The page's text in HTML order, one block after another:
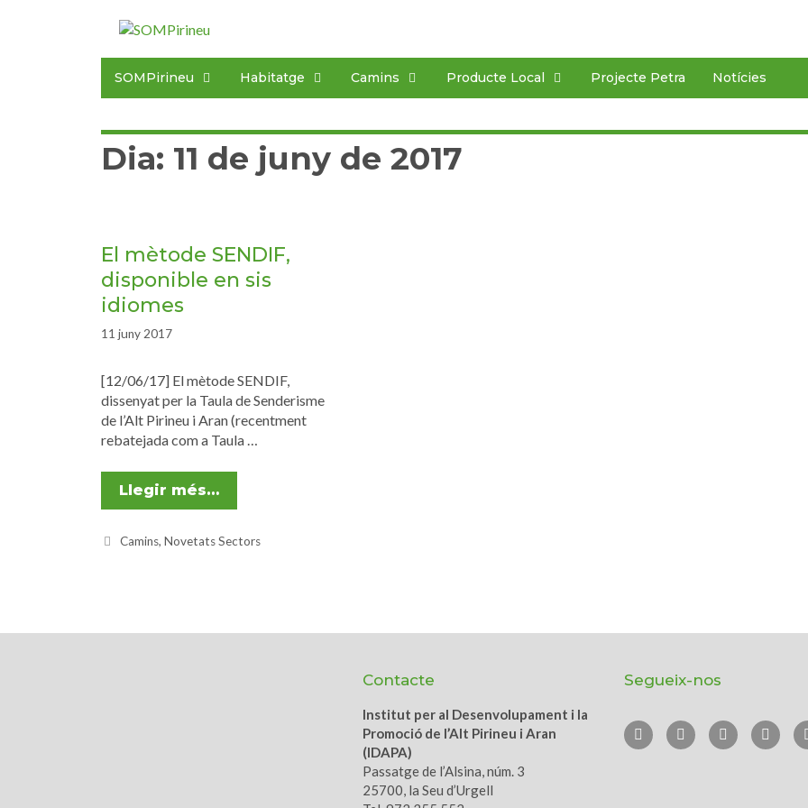
SOMPirineu Habitatge Camins Producte Local Projecte Petra Notícies
Dia: 11 de juny de 2017
El mètode SENDIF,
disponible en sis
idiomes
11 juny 2017
[12/06/17] El mètode SENDIF,
dissenyat per la Taula de Senderisme
de l’Alt Pirineu i Aran (recentment
rebatejada com a Taula …
Llegir més…
Camins,Novetats Sectors
Contacte
Institut per al Desenvolupament i la
Promoció de l’Alt Pirineu i Aran
(IDAPA)
Passatge de l’Alsina, núm. 3
25700, la Seu d’Urgell
Segueix-nos